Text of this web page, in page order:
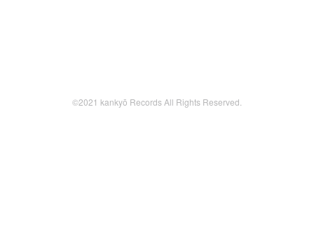
©2021 kankyō Records All Rights Reserved.